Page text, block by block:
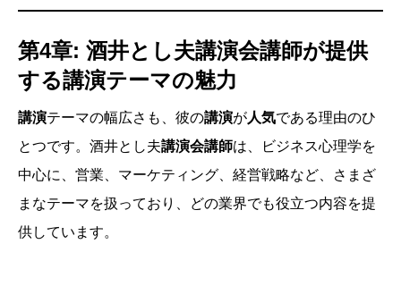
第4章: 酒井とし夫講演会講師が提供
する講演テーマの魅力
講演テーマの幅広さも、彼の講演が人気である理由のひ
とつです。酒井とし夫講演会講師は、ビジネス心理学を
中心に、営業、マーケティング、経営戦略など、さまざ
まなテーマを扱っており、どの業界でも役立つ内容を提
供しています。